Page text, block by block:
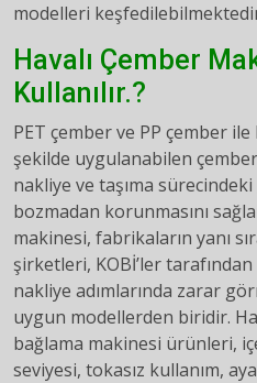
modelleri
Havalı Çember
Kullanılır.?
PET çember ve PP çember
şekilde uygulanabilen
nakliye ve taşıma
bozmadan korunmasını
makinesi, fabrikaların yanı
şirketleri, KOBİ’ler
nakliye adımlarında zarar
uygun modellerden biridir.
bağlama makinesi ürünleri,
seviyesi, tokasız kullanım,